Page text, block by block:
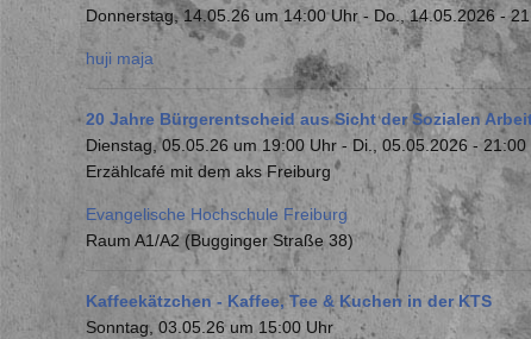
Donnerstag, 14.05.26 um 14:00 Uhr - Do., 14.05.2026 -
huji maja
20 Jahre Bürgerentscheid aus Sicht der Sozialen
Dienstag, 05.05.26 um 19:00 Uhr - Di., 05.05.2026 - 21:00
Erzählcafé mit dem aks Freiburg
Evangelische Hochschule Freiburg
Raum A1/A2 (Bugginger Straße 38)
Kaffeekätzchen - Kaffee, Tee & Kuchen in der KTS
Sonntag, 03.05.26 um 15:00 Uhr